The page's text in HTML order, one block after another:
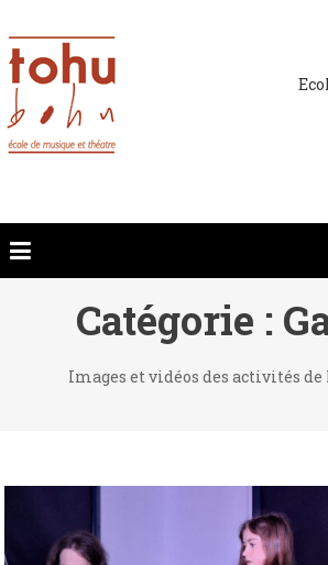
to
content
Catégorie :
Images et vidéos des activités de